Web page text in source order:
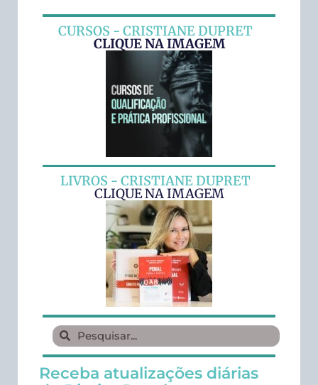
CURSOS - CRISTIANE DUPRET
CLIQUE NA IMAGEM
LIVROS - CRISTIANE DUPRET
CLIQUE NA IMAGEM
Receba atualizações diárias